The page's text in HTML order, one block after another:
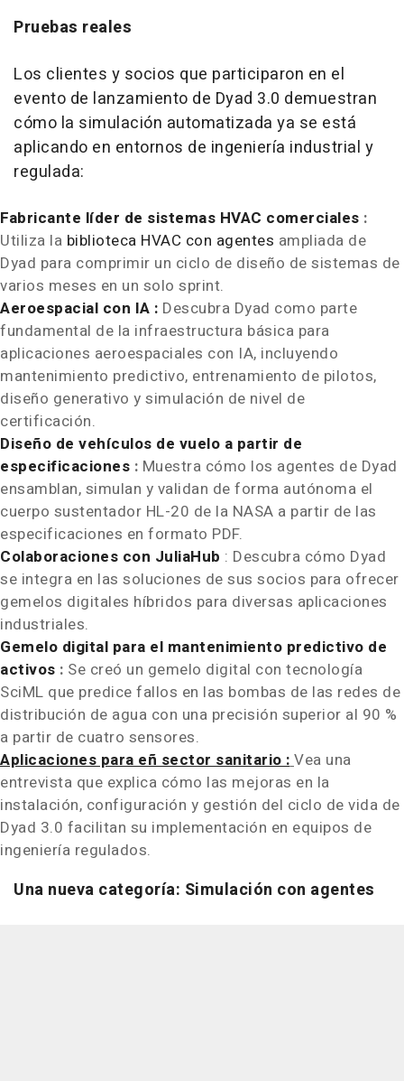
Pruebas reales
Los clientes y socios que participaron en el
evento de lanzamiento de Dyad 3.0 demuestran
cómo la simulación automatizada ya se está
aplicando en entornos de ingeniería industrial y
regulada:
Fabricante líder de sistemas HVAC comerciales :
Utiliza la biblioteca HVAC con agentes ampliada de
Dyad para comprimir un ciclo de diseño de sistemas de
varios meses en un solo sprint.
Aeroespacial con IA : Descubra Dyad como parte
fundamental de la infraestructura básica para
aplicaciones aeroespaciales con IA, incluyendo
mantenimiento predictivo, entrenamiento de pilotos,
diseño generativo y simulación de nivel de
certificación.
Diseño de vehículos de vuelo a partir de
especificaciones : Muestra cómo los agentes de Dyad
ensamblan, simulan y validan de forma autónoma el
cuerpo sustentador HL-20 de la NASA a partir de las
especificaciones en formato PDF.
Colaboraciones con JuliaHub : Descubra cómo Dyad
se integra en las soluciones de sus socios para ofrecer
gemelos digitales híbridos para diversas aplicaciones
industriales.
Gemelo digital para el mantenimiento predictivo de
activos : Se creó un gemelo digital con tecnología
SciML que predice fallos en las bombas de las redes de
distribución de agua con una precisión superior al 90 %
a partir de cuatro sensores.
Aplicaciones para eñ sector sanitario :Vea una
entrevista que explica cómo las mejoras en la
instalación, configuración y gestión del ciclo de vida de
Dyad 3.0 facilitan su implementación en equipos de
ingeniería regulados.
Una nueva categoría: Simulación con agentes